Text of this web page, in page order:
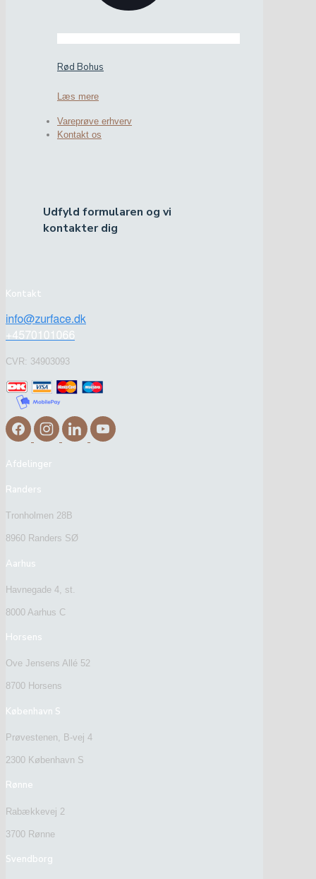
Rød Bohus
Læs mere
Vareprøve erhverv
Kontakt os
Udfyld formularen og vi
kontakter dig
Kontakt
CVR: 34903093
Afdelinger
Randers
Tronholmen 28B
8960 Randers SØ
Aarhus
Havnegade 4, st.
8000 Aarhus C
Horsens
Ove Jensens Allé 52
8700 Horsens
København S
Prøvestenen, B-vej 4
2300 København S
Rønne
Rabækkevej 2
3700 Rønne
Svendborg